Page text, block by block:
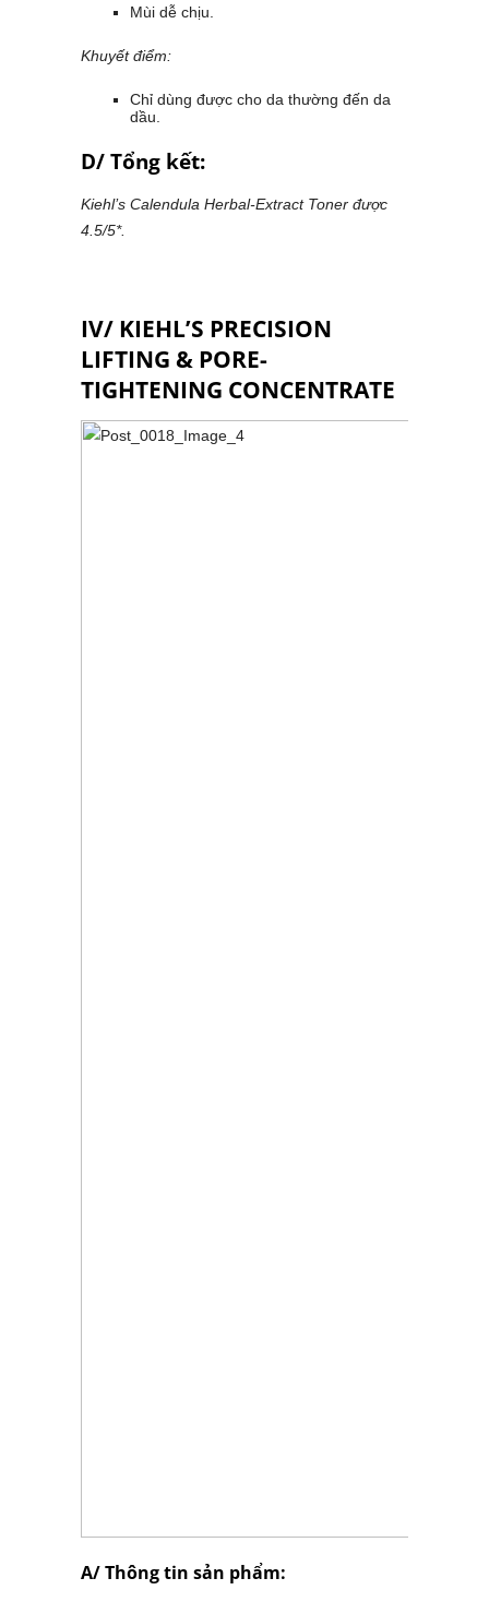
Mùi dễ chịu.
Khuyết điểm:
Chỉ dùng được cho da thường đến da
dầu.
D/ Tổng kết:
Kiehl’s Calendula Herbal-Extract Toner được
4.5/5*.
IV/ KIEHL’S PRECISION
LIFTING & PORE-
TIGHTENING CONCENTRATE
A/ Thông tin sản phẩm: